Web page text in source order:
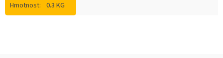
Hmotnost: 0.3 KG